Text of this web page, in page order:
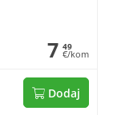
7 49
€/kom
Dodaj